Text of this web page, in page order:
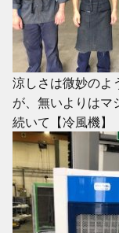
涼しさは微妙のよ
が、無いよりはマ
続いて【冷風機】